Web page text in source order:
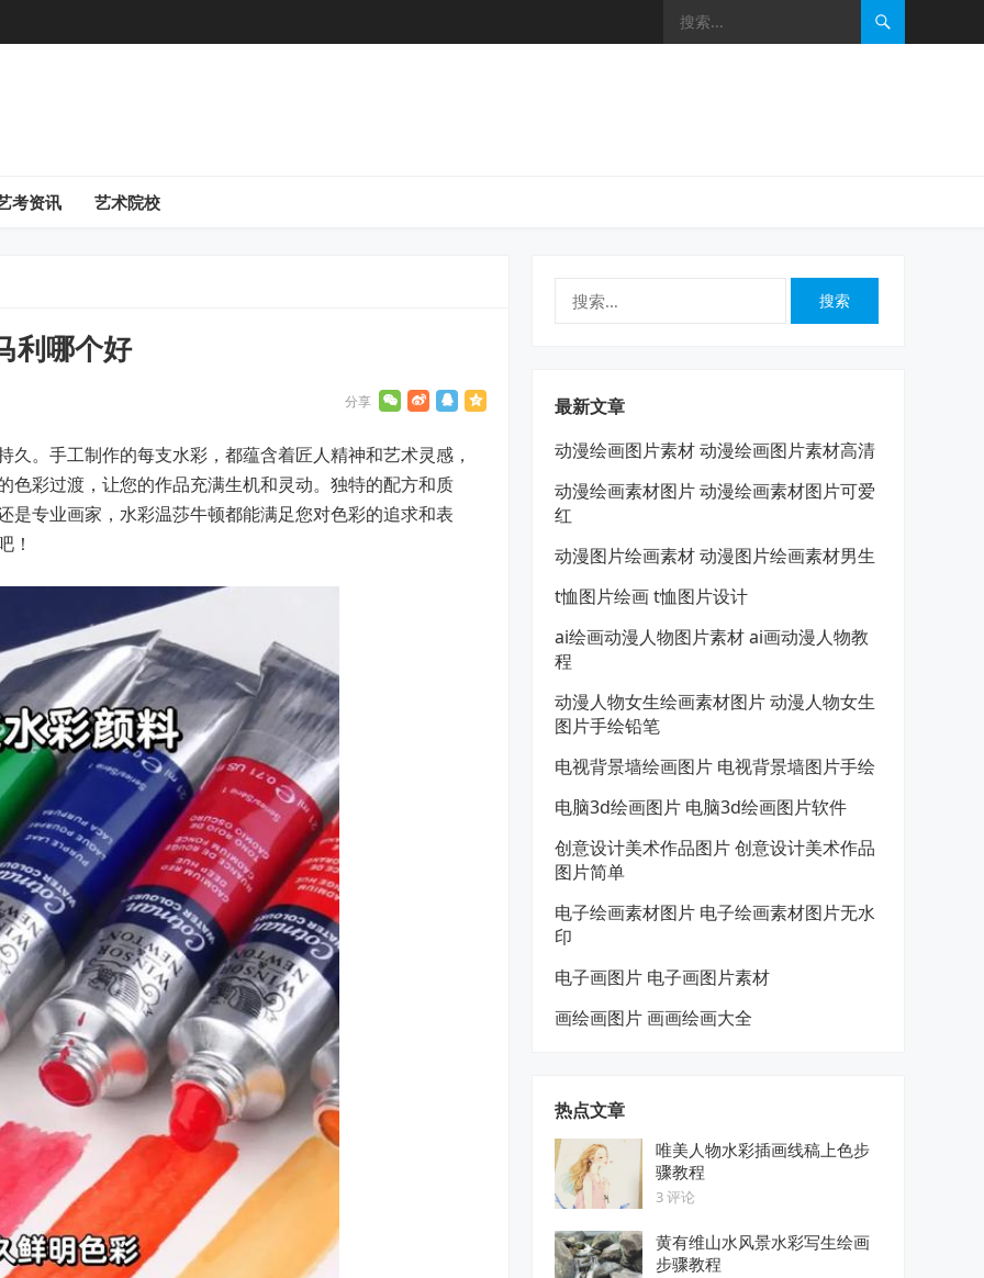
考资讯 艺术院校
利哪个好
。手工制作的每支水彩，都蕴含着匠人精神和艺术灵感，
色彩过渡，让您的作品充满生机和灵动。独特的配方和质
专业画家，水彩温莎牛顿都能满足您对色彩的追求和表
！
最新文章
动漫绘画图片素材 动漫绘画图片素材高清
动漫绘画素材图片 动漫绘画素材图片可爱
红
动漫图片绘画素材 动漫图片绘画素材男生
t恤图片绘画 t恤图片设计
ai绘画动漫人物图片素材 ai画动漫人物教
程
动漫人物女生绘画素材图片 动漫人物女生
图片手绘铅笔
电视背景墙绘画图片 电视背景墙图片手绘
电脑3d绘画图片 电脑3d绘画图片软件
创意设计美术作品图片 创意设计美术作品
图片简单
电子绘画素材图片 电子绘画素材图片无水
印
电子画图片 电子画图片素材
画绘画图片 画画绘画大全
热点文章
唯美人物水彩插画线稿上色步
骤教程
3 评论
黄有维山水风景水彩写生绘画
步骤教程